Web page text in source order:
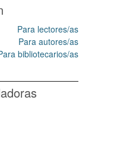
Para lectores/as
Para autores/as
bibliotecarios/as